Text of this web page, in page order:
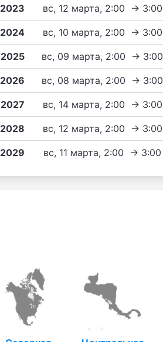
2023 вс, 12 марта, 2:00 → 3:00
2024 вс, 10 марта, 2:00 → 3:00
2025 вс, 09 марта, 2:00 → 3:00
2026 вс, 08 марта, 2:00 → 3:00
2027 вс, 14 марта, 2:00 → 3:00
2028 вс, 12 марта, 2:00 → 3:00
2029 вс, 11 марта, 2:00 → 3:00